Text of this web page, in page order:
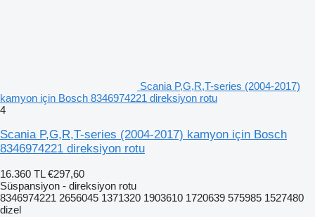
Scania P,G,R,T-series (2004-2017)
kamyon için Bosch 8346974221 direksiyon rotu
4
Scania P,G,R,T-series (2004-2017) kamyon için Bosch
8346974221 direksiyon rotu
16.360 TL €297,60
Süspansiyon - direksiyon rotu
8346974221 2656045 1371320 1903610 1720639 575985 1527480
dizel